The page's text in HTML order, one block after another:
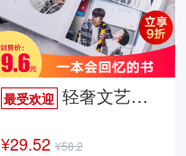
最受欢迎 轻奢文艺照片书
¥29.52 ¥58.2